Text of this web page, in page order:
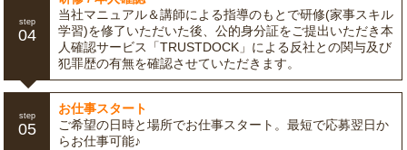
step
04
当社マニュアル＆講師による指導のもとで研修(家事スキル
学習)を修了いただいた後、公的身分証をご提出いただき本
人確認サービス「TRUSTDOCK」による反社との関与及び
犯罪歴の有無を確認させていただきます。
step
05
お仕事スタート
ご希望の日時と場所でお仕事スタート。最短で応募翌日か
らお仕事可能♪